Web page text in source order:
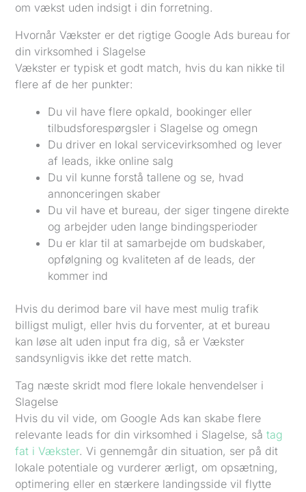
om vækst uden indsigt i din forretning.
Hvornår Vækster er det rigtige Google Ads bureau for
din virksomhed i Slagelse
Vækster er typisk et godt match, hvis du kan nikke til
flere af de her punkter:
Du vil have flere opkald, bookinger eller
tilbudsforespørgsler i Slagelse og omegn
Du driver en lokal servicevirksomhed og lever
af leads, ikke online salg
Du vil kunne forstå tallene og se, hvad
annonceringen skaber
Du vil have et bureau, der siger tingene direkte
og arbejder uden lange bindingsperioder
Du er klar til at samarbejde om budskaber,
opfølgning og kvaliteten af de leads, der
kommer ind
Hvis du derimod bare vil have mest mulig trafik
billigst muligt, eller hvis du forventer, at et bureau
kan løse alt uden input fra dig, så er Vækster
sandsynligvis ikke det rette match.
Tag næste skridt mod flere lokale henvendelser i
Slagelse
Hvis du vil vide, om Google Ads kan skabe flere
relevante leads for din virksomhed i Slagelse, såtag
fat i Vækster. Vi gennemgår din situation, ser på dit
lokale potentiale og vurderer ærligt, om opsætning,
optimering eller en stærkere landingsside vil flytte